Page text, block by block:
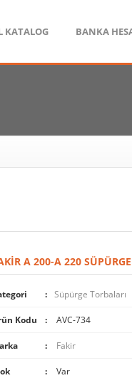
KATALOG BANKA
A 200-A 220
Süpürge Torbaları
Kodu AVC-734
Fakir
Var